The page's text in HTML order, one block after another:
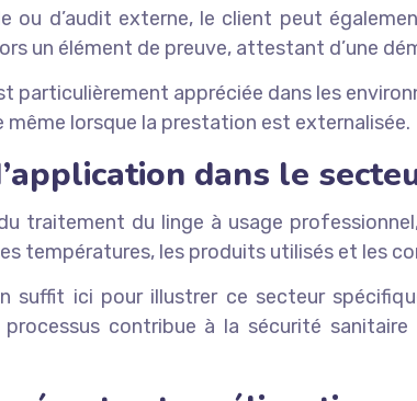
ou d’audit externe, le client peut
un élément de preuve, attestant d’une
particulièrement appréciée dans les
même lorsque la prestation est externalisée.
dans le
traitement du linge à usage
températures, les produits utilisés et les
suffit ici pour illustrer ce secteur
contribue à la sécurité